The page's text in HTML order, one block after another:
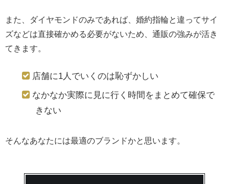
また、ダイヤモンドのみであれば、婚約指輪と違ってサイ
ズなどは直接確かめる必要がないため、通販の強みが活き
てきます。
店舗に1人でいくのは恥ずかしい
なかなか実際に見に行く時間をまとめて確保で
きない
そんなあなたには最適のブランドかと思います。